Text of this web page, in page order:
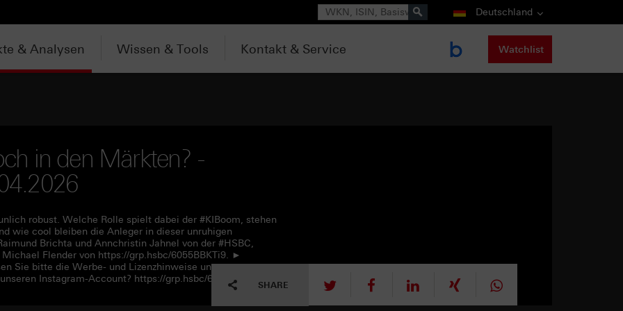
Suche Deutschland
& Analysen Wissen & Tools Kontakt & Service Watchlist
in den Märkten? -
robust. Welche Rolle spielt dabei der #KIBoom, stehen
wie cool bleiben die Anleger in dieser unruhigen
Brichta und Annchristin Jahnel von der #HSBC,
Flender von https://grp.hsbc/6055BBKTi9. ►
Sie bitte die Werbe- und Lizenzhinweise unter
Instagram-Account? https://grp.hsbc/6050q4HQC
SHARE tweet mitteilen